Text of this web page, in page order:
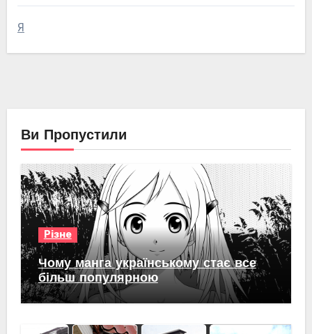
Я
Ви Пропустили
Різне
Чому манга українському стає все
більш популярною